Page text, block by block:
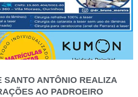
SANTO ANTÔNIO REALIZA
AO PADROEIRO